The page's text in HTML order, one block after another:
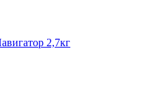
2,7кг